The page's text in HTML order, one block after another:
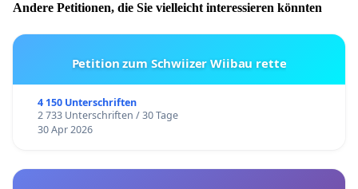
Andere Petitionen, die Sie vielleicht interessieren könnten
Petition zum Schwiizer Wiibau rette
4 150 Unterschriften
2 733 Unterschriften / 30 Tage
30 Apr 2026